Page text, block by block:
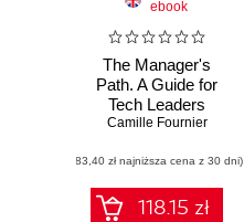
ebook
The Manager's
Path. A Guide for
Tech Leaders
Navigating Growth
Camille Fournier
(83,40 zł najniższa cena z 30 dni)
118.15 zł